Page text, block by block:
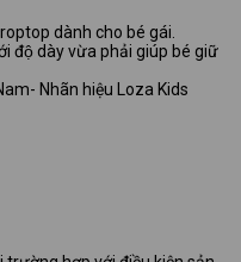
dành cho bé gái.
độ dày vừa phải giúp bé giữ
Nhãn hiệu Loza Kids